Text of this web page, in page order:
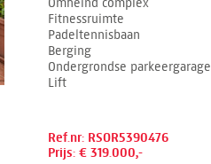
Fitnessruimte
Padeltennisbaan
Berging
Ondergrondse parkeergarage
Lift
Ref.nr: RSOR5390476
Prijs: € 319.000,-